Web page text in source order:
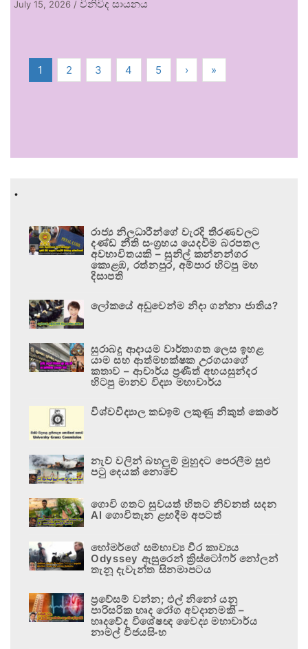
July 15, 2026 / විනිවිද සායනය
1 2 3 4 5 › »
.
රාජ්‍ය නිලධාරීන්ගේ වැරදි තීරණවලට
දණ්ඩ නීති සංග්‍රහය යෙදවීම බරපතල
අවභාවිතයකි – සුනිල් කන්නන්ගර
කොළඹ, රත්නපුර, අම්පාර හිටපු මහ
දිසාපති
ලෝකයේ අඩුවෙන්ම නිදා ගන්නා ජාතිය?
සුරාබදු ආදායම වාර්තාගත ලෙස ඉහළ
යාම සහ ආත්මභක්ෂක උරගයාගේ
කතාව – ආචාර්ය ප්‍රණීත් අභයසුන්දර
හිටපු මානව විද්‍යා මහාචාර්ය
විශ්වවිද්‍යාල කඩඉම් ලකුණු නිකුත් කෙරේ
නැව් වලින් බහලුම් මුහුදට පෙරලීම සුළු
පටු දෙයක් නොවේ
ගොවි ගතට සුවයත් හිතට නිවනත් සදන
AI ගොවිතැන ළඟදීම අපටත්
හෝමර්ගේ සම්භාව්‍ය වීර කාව්‍යය
Odyssey ඇසුරෙන් ක්‍රිස්ටෝෆර් නෝලන්
තැනූ දැවැන්ත සිනමාපටය
ප්‍රවේසම් වන්න; එල් නිනෝ යනු
පාරිසරික හෘද රෝග අවදානමකි –
හෘදවේද විශේෂඥ වෛද්‍ය මහාචාර්ය
නාමල් විජයසිංහ